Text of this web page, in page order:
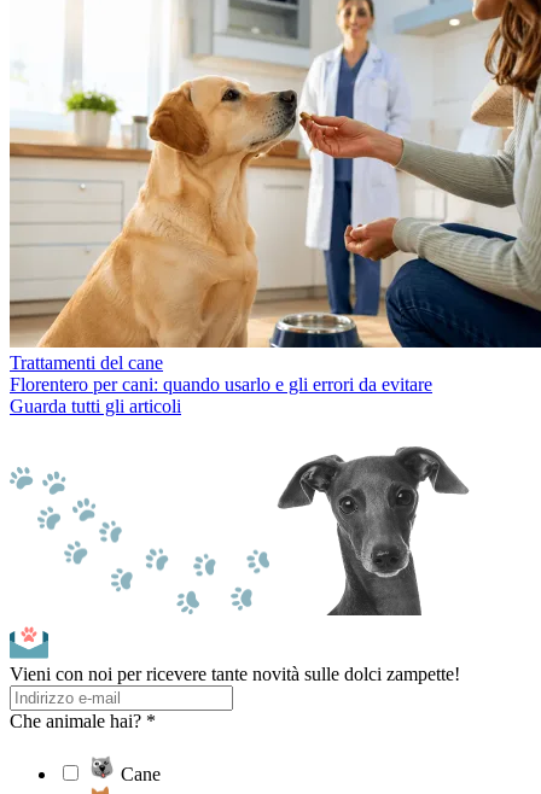
Trattamenti del cane
Florentero per cani: quando usarlo e gli errori da evitare
Guarda tutti gli articoli
Vieni con noi per ricevere tante novità sulle dolci zampette!
Che animale hai? *
Cane